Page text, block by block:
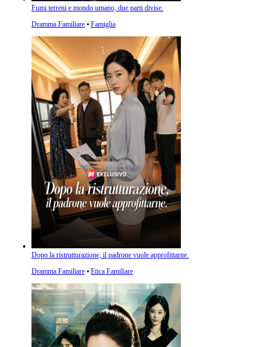
Fumi terreni e mondo umano, due parti divise.
Dramma Familiare ⦁ Famiglia
Dopo la ristrutturazione, il padrone vuole approfittarne.
Dramma Familiare ⦁ Etica Familiare